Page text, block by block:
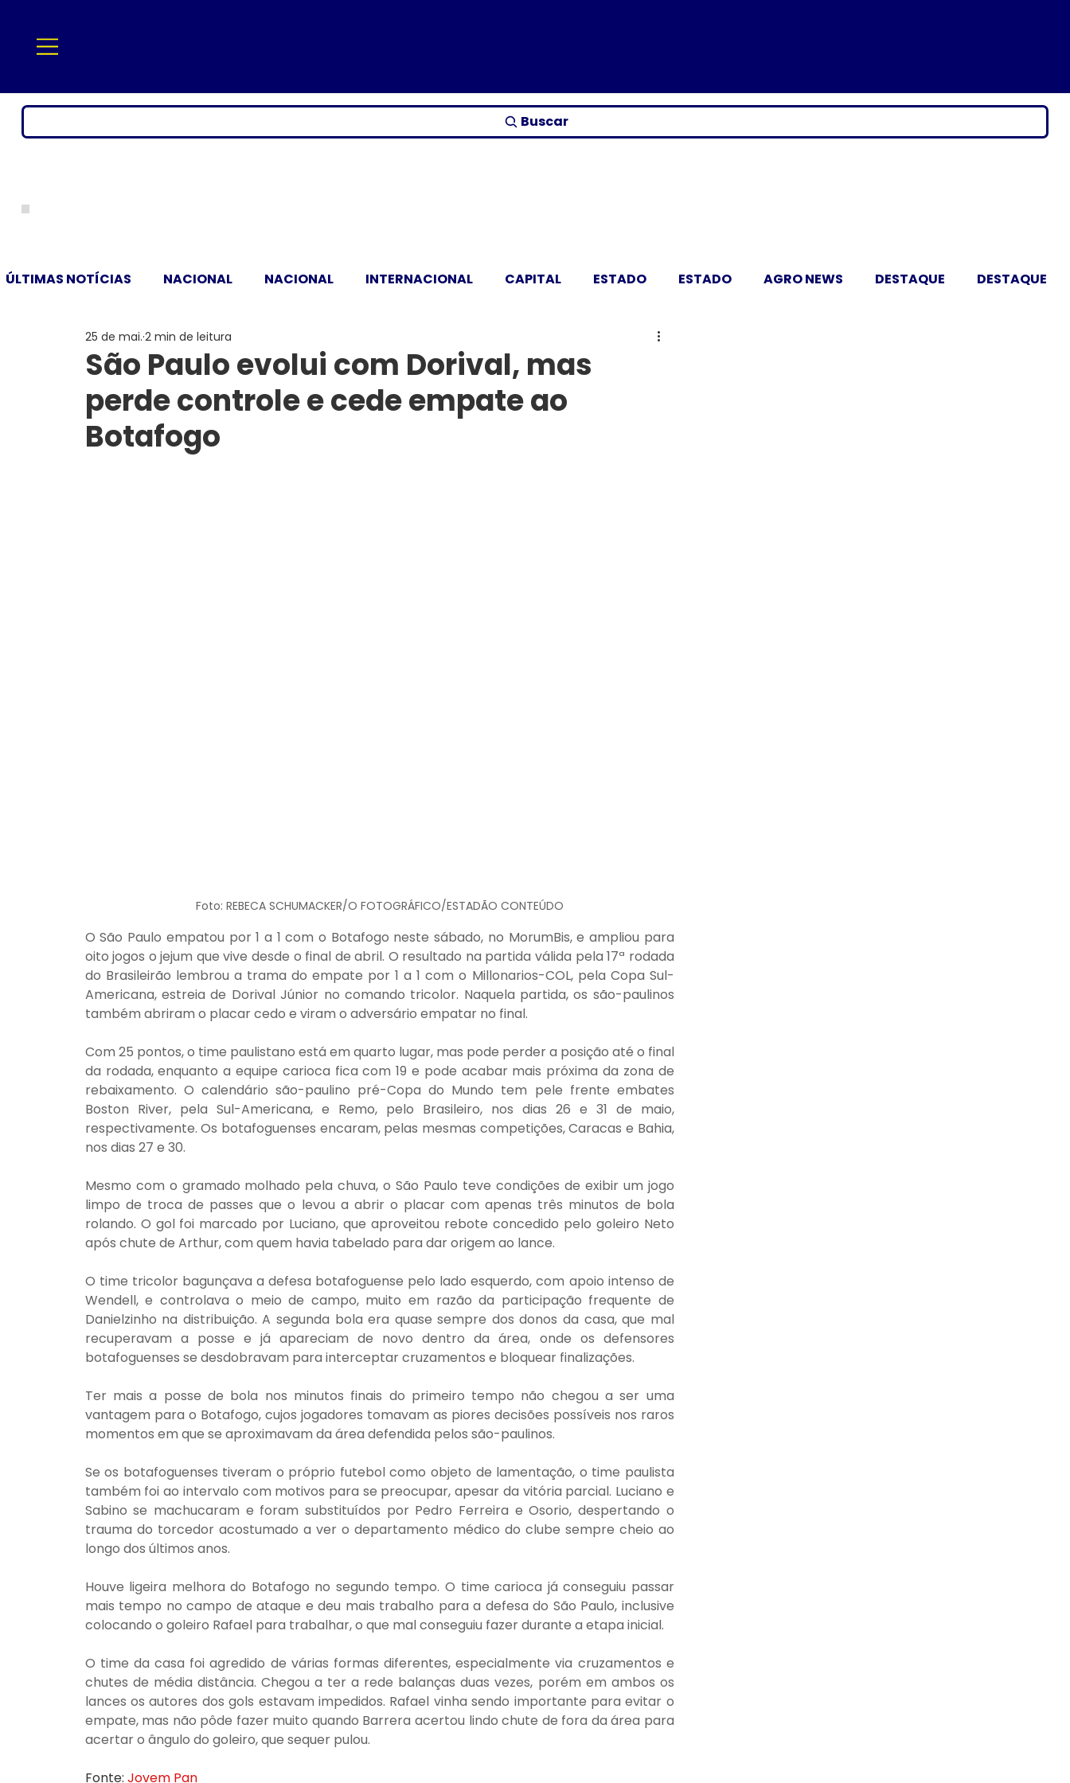
Buscar
ÚLTIMAS NOTÍCIAS NACIONAL NACIONAL INTERNACIONAL CAPITAL ESTADO ESTADO AGRO NEWS DESTAQUE DESTAQUE
São Paulo evolui com Dorival, mas
perde controle e cede empate ao
Botafogo
25 de mai. 2 min de leitura
Foto: REBECA SCHUMACKER/O FOTOGRÁFICO/ESTADÃO CONTEÚDO
O São Paulo empatou por 1 a 1 com o Botafogo neste sábado, no MorumBis, e ampliou para
oito jogos o jejum que vive desde o final de abril. O resultado na partida válida pela 17ª rodada
do Brasileirão lembrou a trama do empate por 1 a 1 com o Millonarios-COL, pela Copa Sul-
Americana, estreia de Dorival Júnior no comando tricolor. Naquela partida, os são-paulinos
também abriram o placar cedo e viram o adversário empatar no final.
Com 25 pontos, o time paulistano está em quarto lugar, mas pode perder a posição até o final
da rodada, enquanto a equipe carioca fica com 19 e pode acabar mais próxima da zona de
rebaixamento. O calendário são-paulino pré-Copa do Mundo tem pele frente embates
Boston River, pela Sul-Americana, e Remo, pelo Brasileiro, nos dias 26 e 31 de maio,
respectivamente. Os botafoguenses encaram, pelas mesmas competições, Caracas e Bahia,
nos dias 27 e 30.
Mesmo com o gramado molhado pela chuva, o São Paulo teve condições de exibir um jogo
limpo de troca de passes que o levou a abrir o placar com apenas três minutos de bola
rolando. O gol foi marcado por Luciano, que aproveitou rebote concedido pelo goleiro Neto
após chute de Arthur, com quem havia tabelado para dar origem ao lance.
O time tricolor bagunçava a defesa botafoguense pelo lado esquerdo, com apoio intenso de
Wendell, e controlava o meio de campo, muito em razão da participação frequente de
Danielzinho na distribuição. A segunda bola era quase sempre dos donos da casa, que mal
recuperavam a posse e já apareciam de novo dentro da área, onde os defensores
botafoguenses se desdobravam para interceptar cruzamentos e bloquear finalizações.
Ter mais a posse de bola nos minutos finais do primeiro tempo não chegou a ser uma
vantagem para o Botafogo, cujos jogadores tomavam as piores decisões possíveis nos raros
momentos em que se aproximavam da área defendida pelos são-paulinos.
Se os botafoguenses tiveram o próprio futebol como objeto de lamentação, o time paulista
também foi ao intervalo com motivos para se preocupar, apesar da vitória parcial. Luciano e
Sabino se machucaram e foram substituídos por Pedro Ferreira e Osorio, despertando o
trauma do torcedor acostumado a ver o departamento médico do clube sempre cheio ao
longo dos últimos anos.
Houve ligeira melhora do Botafogo no segundo tempo. O time carioca já conseguiu passar
mais tempo no campo de ataque e deu mais trabalho para a defesa do São Paulo, inclusive
colocando o goleiro Rafael para trabalhar, o que mal conseguiu fazer durante a etapa inicial.
O time da casa foi agredido de várias formas diferentes, especialmente via cruzamentos e
chutes de média distância. Chegou a ter a rede balanças duas vezes, porém em ambos os
lances os autores dos gols estavam impedidos. Rafael vinha sendo importante para evitar o
empate, mas não pôde fazer muito quando Barrera acertou lindo chute de fora da área para
acertar o ângulo do goleiro, que sequer pulou.
Fonte: Jovem Pan